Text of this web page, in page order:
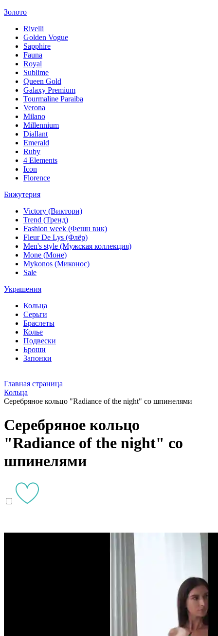
Золото
Rivelli
Golden Vogue
Sapphire
Fauna
Royal
Sublime
Queen Gold
Galaxy Premium
Tourmaline Paraiba
Verona
Milano
Millennium
Diallant
Emerald
Ruby
4 Elements
Icon
Florence
Бижутерия
Victory (Виктори)
Trend (Тренд)
Fashion week (Фешн вик)
Fleur De Lys (Флёр)
Men's style (Мужская коллекция)
Mone (Моне)
Mykonos (Миконос)
Sale
Украшения
Кольца
Серьги
Браслеты
Колье
Подвески
Броши
Запонки
Главная страница
Кольца
Серебряное кольцо "Radiance of the night" со шпинелями
Серебряное кольцо
"Radiance of the night" со
шпинелями